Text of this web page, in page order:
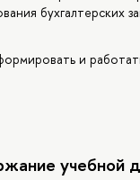
бухгалтерских
и
учебной